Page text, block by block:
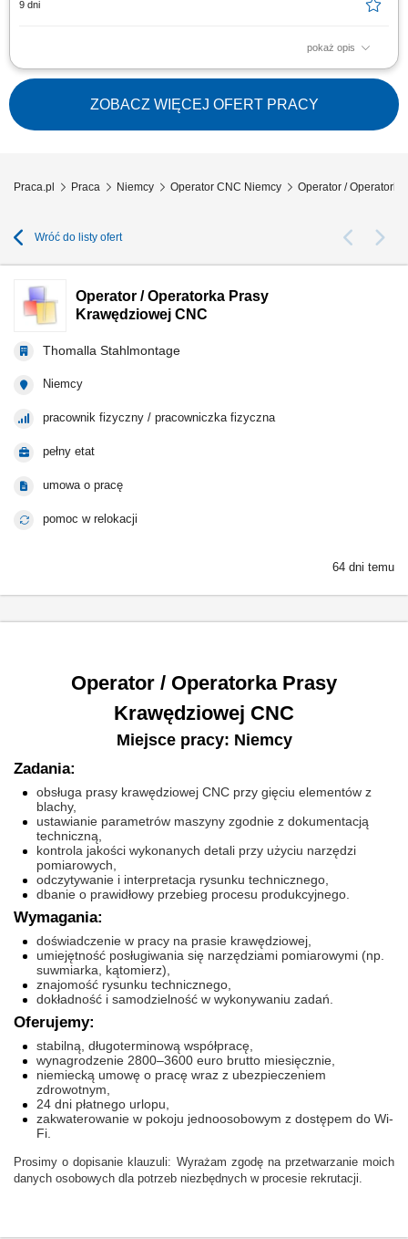
9 dni
pokaż opis
Opis stanowiska: Bazowanie, montaż i uzbrajanie elementów w
uchwytach obrabiarek; Praca na gotowych programach – wgrywanie
ustaleń i start cyklu produkcyjnego; Prowadzenie nadzoru nad
parametrami obróbki i stanem narzędzi; Weryfikacja wymiarowa
wykonywanych części zgodnie z kartą...
ZOBACZ WIĘCEJ OFERT PRACY
Praca.pl Praca Niemcy Operator CNC Niemcy Operator /
Wróć do listy ofert
Operator / Operatorka Prasy
Krawędziowej CNC
Thomalla Stahlmontage
Niemcy
pracownik fizyczny / pracowniczka fizyczna
pełny etat
umowa o pracę
pomoc w relokacji
64 dni temu
Operator / Operatorka Prasy
Krawędziowej CNC
Miejsce pracy: Niemcy
Zadania:
obsługa prasy krawędziowej CNC przy gięciu elementów z
blachy,
ustawianie parametrów maszyny zgodnie z dokumentacją
techniczną,
kontrola jakości wykonanych detali przy użyciu narzędzi
pomiarowych,
odczytywanie i interpretacja rysunku technicznego,
dbanie o prawidłowy przebieg procesu produkcyjnego.
Wymagania:
doświadczenie w pracy na prasie krawędziowej,
umiejętność posługiwania się narzędziami pomiarowymi (np.
suwmiarka, kątomierz),
znajomość rysunku technicznego,
dokładność i samodzielność w wykonywaniu zadań.
Oferujemy:
stabilną, długoterminową współpracę,
wynagrodzenie 2800–3600 euro brutto miesięcznie,
niemiecką umowę o pracę wraz z ubezpieczeniem
zdrowotnym,
24 dni płatnego urlopu,
zakwaterowanie w pokoju jednoosobowym z dostępem do Wi-
Fi.
Prosimy o dopisanie klauzuli: Wyrażam zgodę na przetwarzanie moich
danych osobowych dla potrzeb niezbędnych w procesie rekrutacji.